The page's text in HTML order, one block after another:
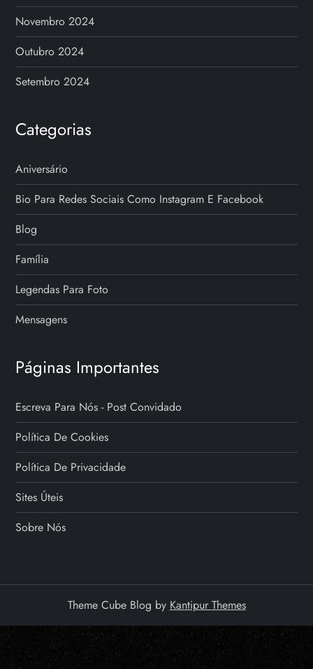
Novembro 2024
Outubro 2024
Setembro 2024
Categorias
Aniversário
Bio Para Redes Sociais Como Instagram E Facebook
Blog
Família
Legendas Para Foto
Mensagens
Páginas Importantes
Escreva Para Nós - Post Convidado
Política De Cookies
Política De Privacidade
Sites Úteis
Sobre Nós
Theme Cube Blog by Kantipur Themes